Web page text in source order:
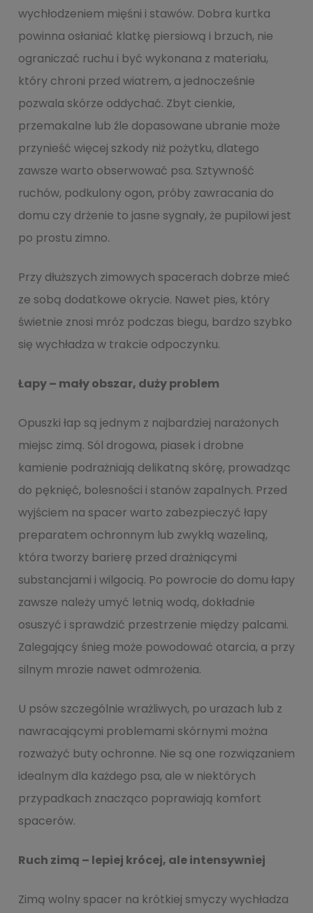
wychłodzeniem mięśni i stawów. Dobra kurtka
powinna osłaniać klatkę piersiową i brzuch, nie
ograniczać ruchu i być wykonana z materiału,
który chroni przed wiatrem, a jednocześnie
pozwala skórze oddychać. Zbyt cienkie,
przemakalne lub źle dopasowane ubranie może
przynieść więcej szkody niż pożytku, dlatego
zawsze warto obserwować psa. Sztywność
ruchów, podkulony ogon, próby zawracania do
domu czy drżenie to jasne sygnały, że pupilowi jest
po prostu zimno.
Przy dłuższych zimowych spacerach dobrze mieć
ze sobą dodatkowe okrycie. Nawet pies, który
świetnie znosi mróz podczas biegu, bardzo szybko
się wychładza w trakcie odpoczynku.
Łapy – mały obszar, duży problem
Opuszki łap są jednym z najbardziej narażonych
miejsc zimą. Sól drogowa, piasek i drobne
kamienie podrażniają delikatną skórę, prowadząc
do pęknięć, bolesności i stanów zapalnych. Przed
wyjściem na spacer warto zabezpieczyć łapy
preparatem ochronnym lub zwykłą wazeliną,
która tworzy barierę przed drażniącymi
substancjami i wilgocią. Po powrocie do domu łapy
zawsze należy umyć letnią wodą, dokładnie
osuszyć i sprawdzić przestrzenie między palcami.
Zalegający śnieg może powodować otarcia, a przy
silnym mrozie nawet odmrożenia.
U psów szczególnie wrażliwych, po urazach lub z
nawracającymi problemami skórnymi można
rozważyć buty ochronne. Nie są one rozwiązaniem
idealnym dla każdego psa, ale w niektórych
przypadkach znacząco poprawiają komfort
spacerów.
Ruch zimą – lepiej krócej, ale intensywniej
Zimą wolny spacer na krótkiej smyczy wychładza